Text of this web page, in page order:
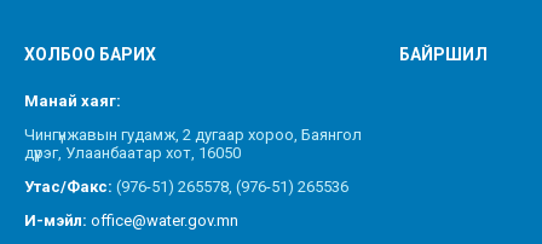
ХОЛБОО БАРИХ
Манай хаяг:
Чингүнжавын гудамж, 2 дугаар хороо, Баянгол
дүүрэг, Улаанбаатар хот, 16050
Утас/Факс: (976-51) 265578, (976-51) 265536
И-мэйл: office@water.gov.mn
БАЙРШИЛ